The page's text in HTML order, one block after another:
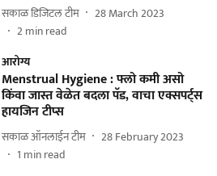
सकाळ डिजिटल टीम
28 March 2023
2min read
आरोग्य
Menstrual Hygiene : फ्लो कमी असो
किंवा जास्त वेळेत बदला पॅड, वाचा एक्सपर्ट्स
हायजिन टीप्स
सकाळ ऑनलाईन टीम
28 February 2023
1 min read